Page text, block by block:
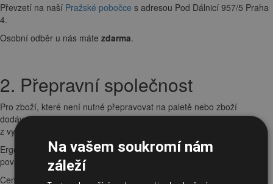
Převzetí na naší Pražské pobočce s adresou Pod Dálnicí 957/5 Praha
4.
Osobní odběr u nás máte zdarma.
2. Přepravní společnost
Pro zboží, které není nutné přepravovat na paletě nebo zboží
dodávané přes naší dopravu Ergo Express, je možné zvolit jednu
z vybraných společností: PPL, DPD, GLS, TopTrans, Geis.
Ergo-interier si vyhrazuje právo na změnu dopravce v závislosti na
povaze zboží a jeho rozměrech.
Cena dopravy činí
200 Kčvč. DPH u objednávek do 3000 Kč s DPH .
Na vašem soukromí nám
záleží